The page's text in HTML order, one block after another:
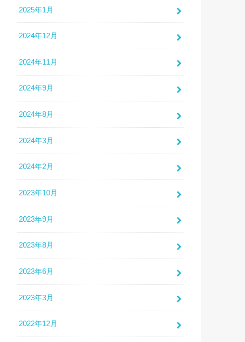
2025年1月
2024年12月
2024年11月
2024年9月
2024年8月
2024年3月
2024年2月
2023年10月
2023年9月
2023年8月
2023年6月
2023年3月
2022年12月